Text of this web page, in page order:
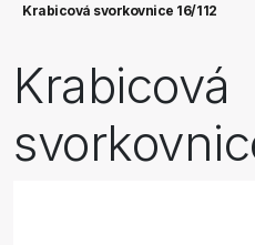
Krabicová svorkovnice 16/112
Krabicová